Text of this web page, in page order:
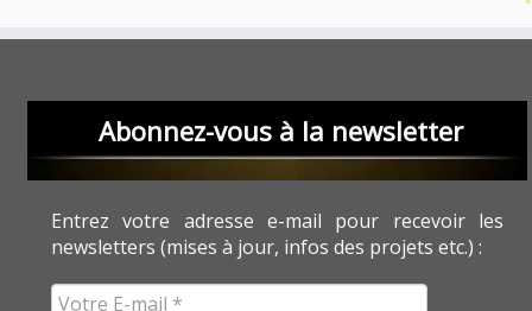
Abonnez-vous à la newsletter
Entrez votre adresse e-mail pour recevoir les
newsletters (mises à jour, infos des projets etc.) :